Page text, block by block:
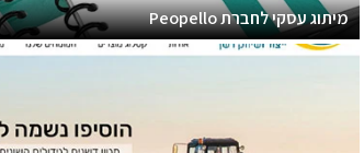
מיתוג עסקי לחברת Peopello